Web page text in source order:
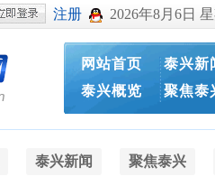
注册 2026年8月6日
网站首页
泰兴概览
泰兴新
聚焦泰
泰兴新闻 聚焦泰兴